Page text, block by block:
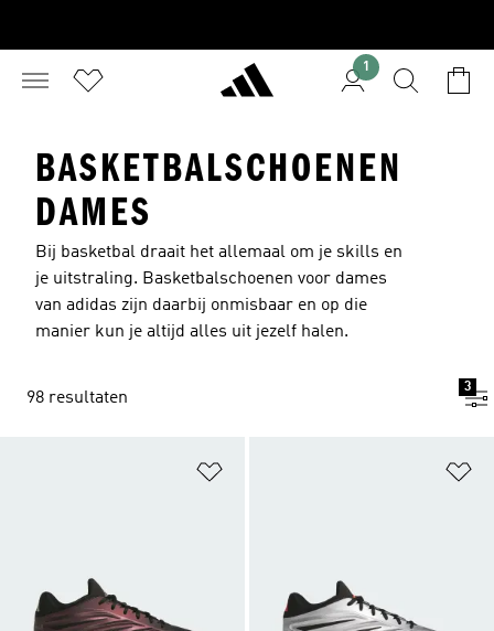
1
BASKETBALSCHOENEN
DAMES
Bij basketbal draait het allemaal om je skills en
je uitstraling. Basketbalschoenen voor dames
van adidas zijn daarbij onmisbaar en op die
manier kun je altijd alles uit jezelf halen.
98 resultaten
3